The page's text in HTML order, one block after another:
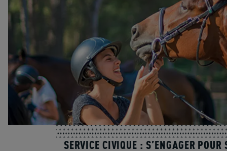
SERVICE CIVIQUE : S’ENGAGER POUR